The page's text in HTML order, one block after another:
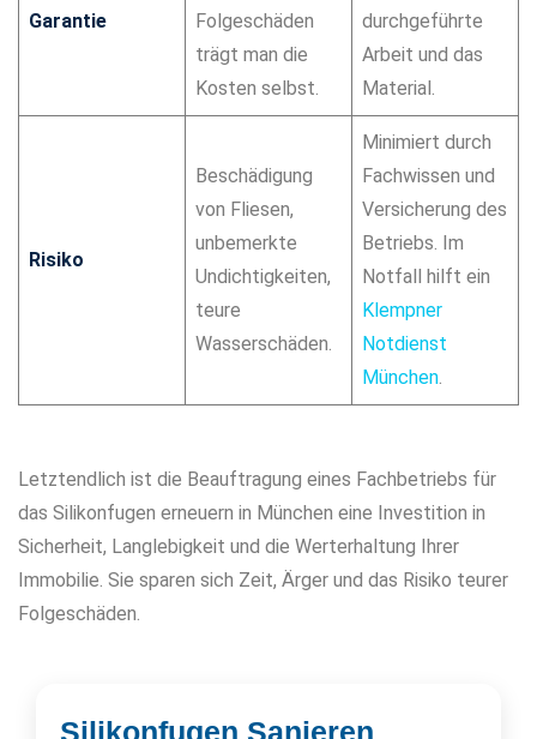
Garantie
Folgeschäden
trägt man die
Kosten selbst.
durchgeführte
Arbeit und das
Material.
Risiko
Beschädigung
von Fliesen,
unbemerkte
Undichtigkeiten,
teure
Wasserschäden.
Minimiert durch
Fachwissen und
Versicherung des
Betriebs. Im
Notfall hilft ein
Klempner
Notdienst
München.
Letztendlich ist die Beauftragung eines Fachbetriebs für
das Silikonfugen erneuern in München eine Investition in
Sicherheit, Langlebigkeit und die Werterhaltung Ihrer
Immobilie. Sie sparen sich Zeit, Ärger und das Risiko teurer
Folgeschäden.
Silikonfugen Sanieren